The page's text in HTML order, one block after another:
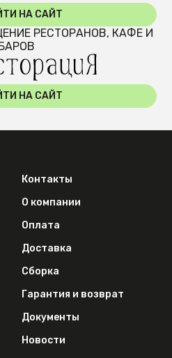
НА САЙТ
РЕСТОРАНОВ, КАФЕ И
НА САЙТ
Контакты
О компании
Оплата
Доставка
Сборка
Гарантия и возврат
Документы
Новости